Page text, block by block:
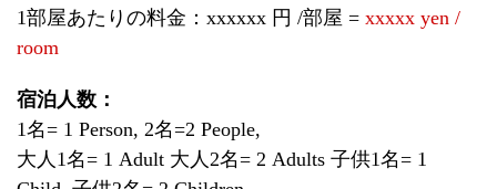
1部屋あたりの料金：xxxxxx 円 /部屋 = xxxxx yen /
room
宿泊人数：
1名= 1 Person, 2名=2 People,
大人1名= 1 Adult 大人2名= 2 Adults 子供1名= 1